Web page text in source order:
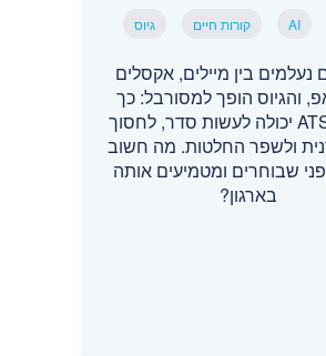
AI קורות חיים גיוס
נעלמים בין מיילים, אקסלים
והגיוס הופך למסורבל: כך
מערכת ATS יכולה לעשות סדר, לחסוך
ולשפר החלטות. מה חשוב
שבוחרים ומטמיעים אותה
בארגון?